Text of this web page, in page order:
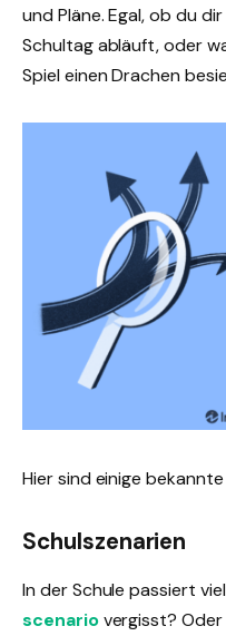
und Pläne. Egal, ob du
Schultag abläuft, oder
Spiel einen Drachen
Hier sind einige
Schulszenarien
In der Schule passiert
scenario vergisst?